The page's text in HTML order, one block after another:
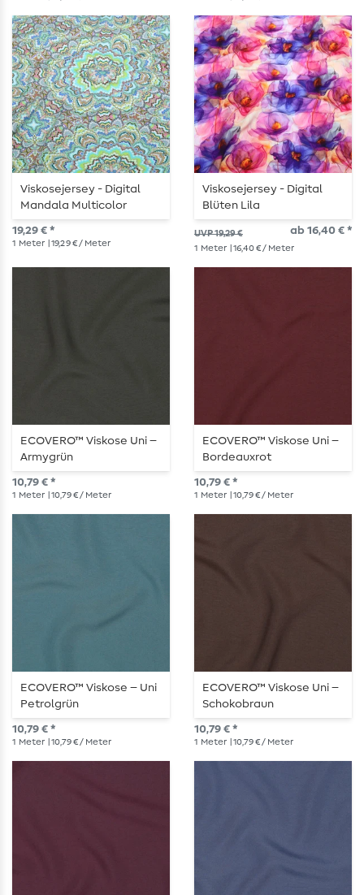
Viskosejersey - Digital
Mandala Multicolor
19,29 € *
1 Meter | 19,29 € / Meter
Viskosejersey - Digital
Blüten Lila
UVP 19,29 € ab 16,40 € *
1 Meter | 16,40 € / Meter
ECOVERO™ Viskose Uni –
Armygrün
10,79 € *
1 Meter | 10,79 € / Meter
ECOVERO™ Viskose Uni –
Bordeauxrot
10,79 € *
1 Meter | 10,79 € / Meter
ECOVERO™ Viskose – Uni
Petrolgrün
10,79 € *
1 Meter | 10,79 € / Meter
ECOVERO™ Viskose Uni –
Schokobraun
10,79 € *
1 Meter | 10,79 € / Meter